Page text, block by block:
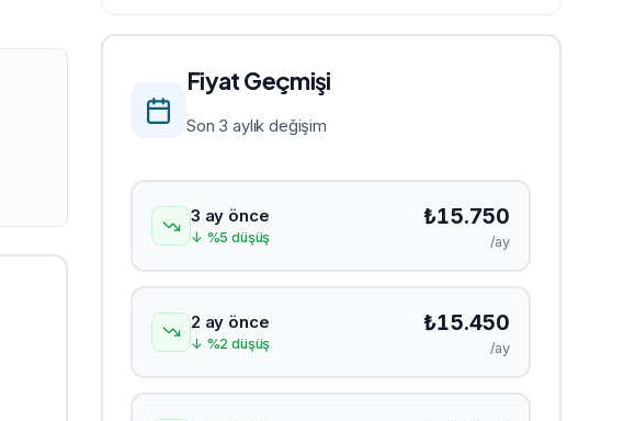
Fiyat Geçmişi
Son 3 aylık değişim
3 ay önce
↓ %5 düşüş
₺15.750
/ay
2 ay önce
↓ %2 düşüş
₺15.450
/ay